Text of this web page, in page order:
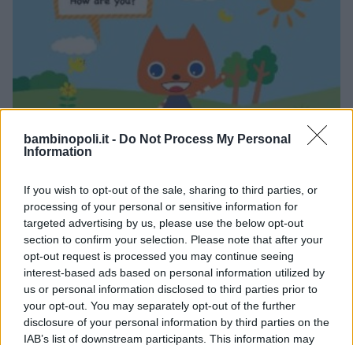
bambinopoli.it - Do Not Process My Personal
Information
If you wish to opt-out of the sale, sharing to third parties, or
processing of your personal or sensitive information for
targeted advertising by us, please use the below opt-out
section to confirm your selection. Please note that after your
opt-out request is processed you may continue seeing
interest-based ads based on personal information utilized by
us or personal information disclosed to third parties prior to
your opt-out. You may separately opt-out of the further
disclosure of your personal information by third parties on the
IAB’s list of downstream participants. This information may
Berlitz
LAZIO
ROMA